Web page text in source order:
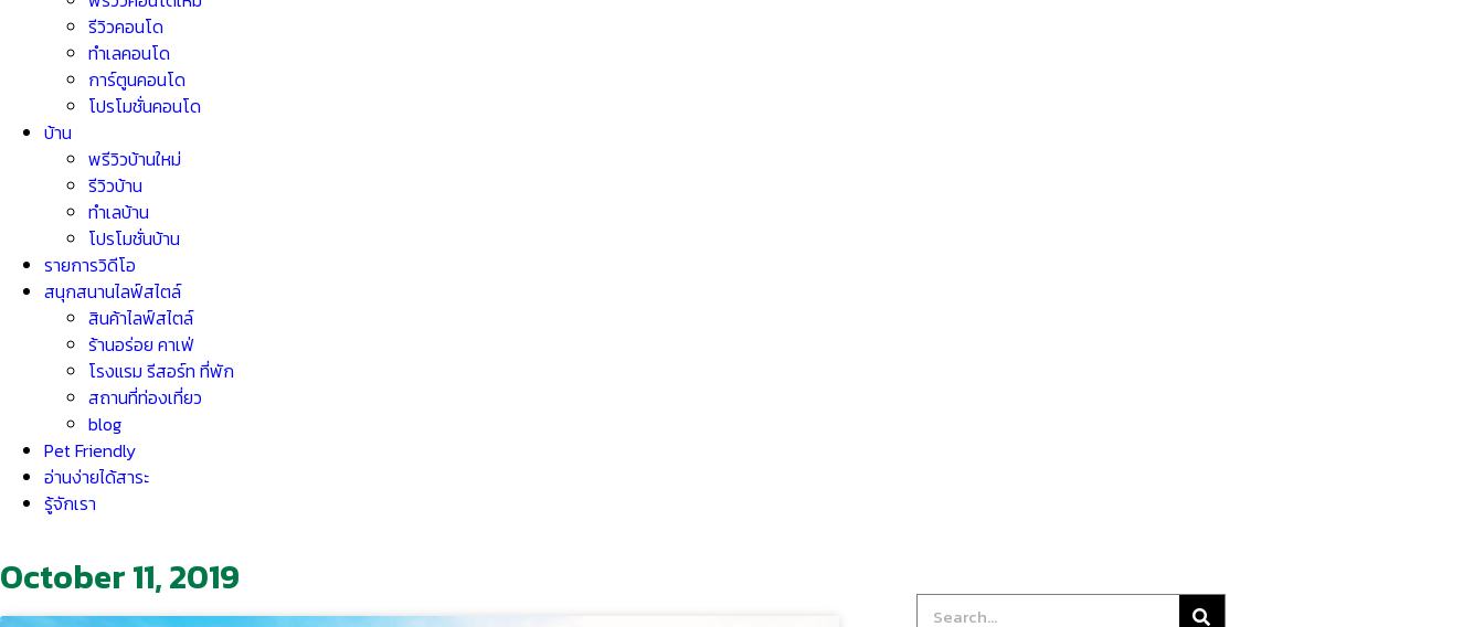
รีวิวคอนโด
ทำเลคอนโด
การ์ตูนคอนโด
โปรโมชั่นคอนโด
บ้าน
พรีวิวบ้านใหม่
รีวิวบ้าน
ทำเลบ้าน
โปรโมชั่นบ้าน
รายการวิดีโอ
สนุกสนานไลฟ์สไตล์
สินค้าไลฟ์สไตล์
ร้านอร่อย คาเฟ่
โรงแรม รีสอร์ท ที่พัก
สถานที่ท่องเที่ยว
blog
Pet Friendly
อ่านง่ายได้สาระ
รู้จักเรา
October 11, 2019